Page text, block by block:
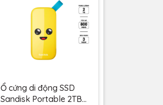
Ổ cứng di động SSD
Sandisk Portable 2TB